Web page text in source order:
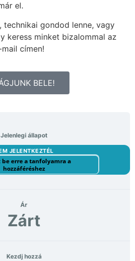
el.
technikai gondod lenne, vagy
keress minket bizalommal az
címen!
BELE!
Jelenlegi állapot
JELENTKEZTÉL
be erre a tanfolyamra a
hozzáféréshez
Ár
Zárt
Kezdj hozzá